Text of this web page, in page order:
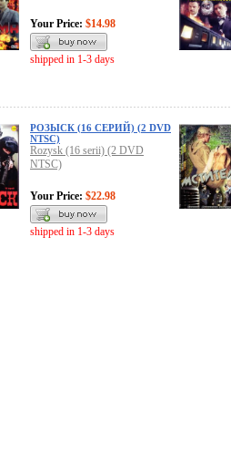
Your Price: $14.98
shipped in 1-3 days
РОЗЫСК (16 СЕРИЙ) (2 DVD
NTSC)
Rozysk (16 serii) (2 DVD
NTSC)
Your Price: $22.98
shipped in 1-3 days